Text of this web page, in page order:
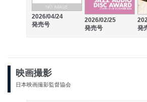
2026/04/24
発売号
2026/02/25
発売号
発
映画撮影
日本映画撮影監督協会